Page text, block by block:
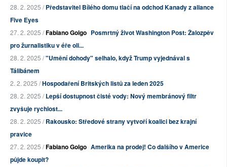
28. 2. 2025 /Představitel Bílého domu tlačí na odchod Kanady z aliance
Five Eyes
27. 2. 2025 /Fabiano Golgo Posmrtný život Washington Post: Žalozpěv
pro žurnalistiku v éře oli...
28. 2. 2025 /"Umění dohody" selhalo, když Trump vyjednával s
Tálibánem
2. 2. 2025 /Hospodaření Britských listů za leden 2025
28. 2. 2025 /Lepší dostupnost čisté vody: Nový membránový filtr
zvyšuje rychlost...
28. 2. 2025 /Rakousko: Středové strany vytvoří koalici bez krajní
pravice
27. 2. 2025 /Fabiano Golgo Amerika na prodej! Co dalšího v Americe
půjde koupit?